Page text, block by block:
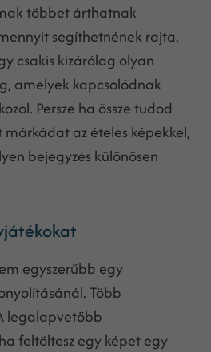
többet árthatnak
segíthetnének rajta.
csakis kizárólag olyan
amelyek kapcsolódnak
Persze ha össze tudod
az ételes képekkel,
bejegyzés különösen
egyszerűbb egy
Több
legalapvetőbb
feltöltesz egy képet egy